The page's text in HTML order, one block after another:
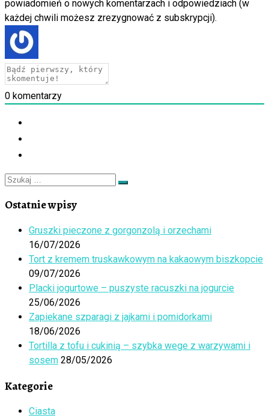
powiadomień o nowych komentarzach i odpowiedziach (w
każdej chwili możesz zrezygnować z subskrypcji).
0 komentarzy
Szukaj
Szukaj
Ostatnie wpisy
Gruszki pieczone z gorgonzolą i orzechami
16/07/2026
Tort z kremem truskawkowym na kakaowym biszkopcie
09/07/2026
Placki jogurtowe – puszyste racuszki na jogurcie
25/06/2026
Zapiekane szparagi z jajkami i pomidorkami
18/06/2026
Tortilla z tofu i cukinią – szybka wege z warzywami i
sosem 28/05/2026
Kategorie
Ciasta